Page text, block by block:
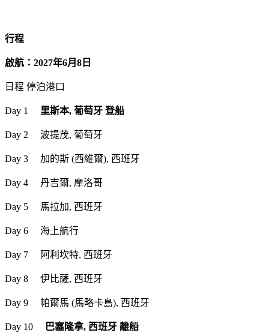
行程
啟航：2027年6月8日
日程 停泊港口
Day 1 里斯本, 葡萄牙 登船
Day 2 波提茂, 葡萄牙
Day 3 加的斯 (西維爾), 西班牙
Day 4 丹吉爾, 摩洛哥
Day 5 馬拉加, 西班牙
Day 6 海上航行
Day 7 阿利坎特, 西班牙
Day 8 伊比薩, 西班牙
Day 9 帕爾馬 (馬略卡島), 西班牙
Day 10 巴塞隆拿, 西班牙 離船​